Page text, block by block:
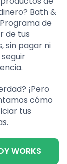
Bath &
de
de tus
sin pagar ni
¡Pero
cómo
tus
WORKS